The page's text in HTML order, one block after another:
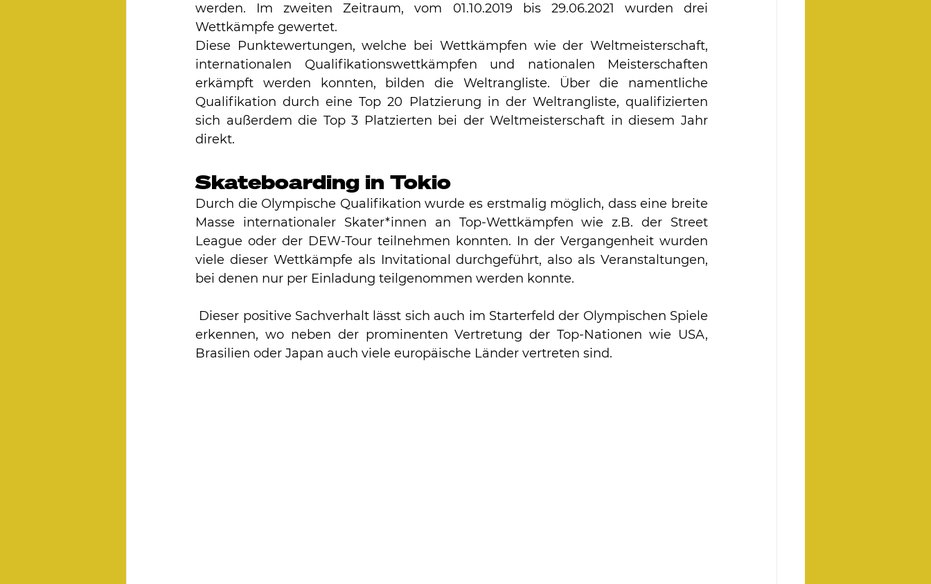
werden. Im zweiten Zeitraum, vom 01.10.2019 bis 29.06.2021 wurden drei
Wettkämpfe gewertet.
Diese Punktewertungen, welche bei Wettkämpfen wie der Weltmeisterschaft,
internationalen Qualifikationswettkämpfen und nationalen Meisterschaften
erkämpft werden konnten, bilden die Weltrangliste. Über die namentliche
Qualifikation durch eine Top 20 Platzierung in der Weltrangliste, qualifizierten
sich außerdem die Top 3 Platzierten bei der Weltmeisterschaft in diesem Jahr
direkt.
Skateboarding in Tokio
Durch die Olympische Qualifikation wurde es erstmalig möglich, dass eine breite
Masse internationaler Skater*innen an Top-Wettkämpfen wie z.B. der Street
League oder der DEW-Tour teilnehmen konnten. In der Vergangenheit wurden
viele dieser Wettkämpfe als Invitational durchgeführt, also als Veranstaltungen,
bei denen nur per Einladung teilgenommen werden konnte.
erkennen, wo neben der prominenten Vertretung der Top-Nationen wie USA,
Brasilien oder Japan auch viele europäische Länder vertreten sind.